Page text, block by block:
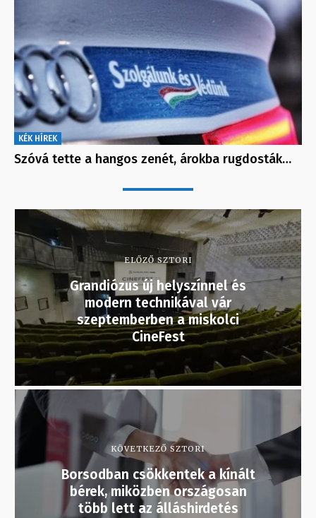
KÉK HÍREK
Szóvá tette a hangos zenét, árokba rugdosták…
ELŐZŐ SZTORI
Grandiózus új helyszínnel és
modern technikával vár
szeptemberben a miskolci
CineFest
KÖVETKEZŐ SZTORI
Borsodban csökkentek a kínált
bérek, miközben országosan
több lett az álláshirdetés